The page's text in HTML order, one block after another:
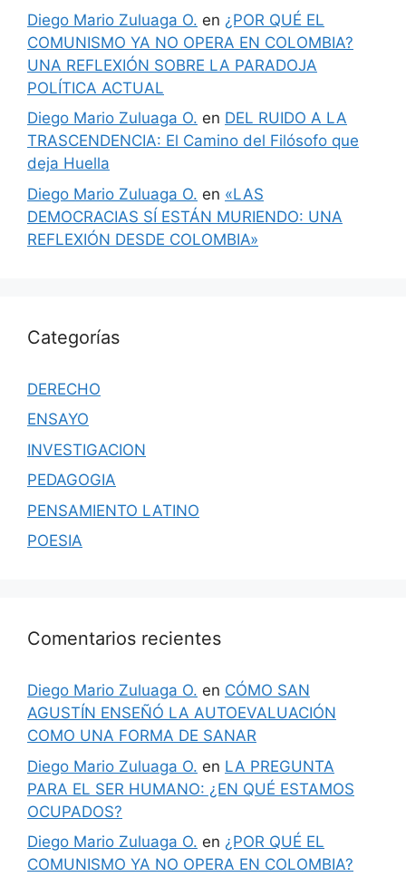
Diego Mario Zuluaga O. en ¿POR QUÉ EL
COMUNISMO YA NO OPERA EN COLOMBIA?
UNA REFLEXIÓN SOBRE LA PARADOJA
POLÍTICA ACTUAL
Diego Mario Zuluaga O. en DEL RUIDO A LA
TRASCENDENCIA: El Camino del Filósofo que
deja Huella
Diego Mario Zuluaga O. en «LAS
DEMOCRACIAS SÍ ESTÁN MURIENDO: UNA
REFLEXIÓN DESDE COLOMBIA»
Categorías
DERECHO
ENSAYO
INVESTIGACION
PEDAGOGIA
PENSAMIENTO LATINO
POESIA
Comentarios recientes
Diego Mario Zuluaga O. en CÓMO SAN
AGUSTÍN ENSEÑÓ LA AUTOEVALUACIÓN
COMO UNA FORMA DE SANAR
Diego Mario Zuluaga O. en LA PREGUNTA
PARA EL SER HUMANO: ¿EN QUÉ ESTAMOS
OCUPADOS?
Diego Mario Zuluaga O. en ¿POR QUÉ EL
COMUNISMO YA NO OPERA EN COLOMBIA?